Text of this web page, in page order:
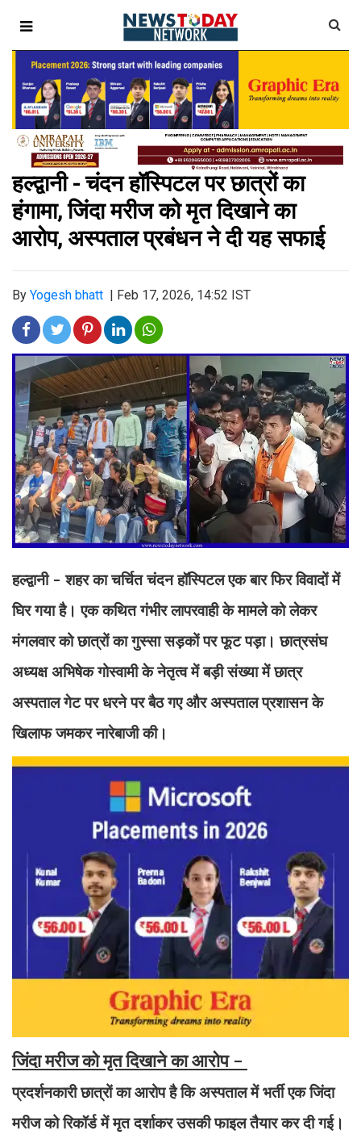
हल्द्वानी - चंदन हॉस्पिटल पर छात्रों का
हंगामा, जिंदा मरीज को मृत दिखाने का
आरोप, अस्पताल प्रबंधन ने दी यह सफाई
By Yogesh bhatt Feb 17, 2026, 14:52 IST
हल्द्वानी - शहर का चर्चित चंदन हॉस्पिटल एक बार फिर विवादों में
घिर गया है। एक कथित गंभीर लापरवाही के मामले को लेकर
मंगलवार को छात्रों का गुस्सा सड़कों पर फूट पड़ा। छात्रसंघ
अध्यक्ष अभिषेक गोस्वामी के नेतृत्व में बड़ी संख्या में छात्र
अस्पताल गेट पर धरने पर बैठ गए और अस्पताल प्रशासन के
खिलाफ जमकर नारेबाजी की।
जिंदा मरीज को मृत दिखाने का आरोप -
प्रदर्शनकारी छात्रों का आरोप है कि अस्पताल में भर्ती एक जिंदा
मरीज को रिकॉर्ड में मृत दर्शाकर उसकी फाइल तैयार कर दी गई।